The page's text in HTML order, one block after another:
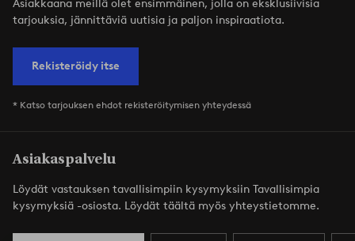
Asiakkaana meillä olet ensimmäinen, jolla on eksklusiivisia
tarjouksia, jännittäviä uutisia ja paljon inspiraatiota.
Rekisteröidy itse
* Katso tarjouksen ehdot rekisteröitymisen yhteydessä
Asiakaspalvelu
Löydät vastauksen tavallisimpiin kysymyksiin Tavallisimpia
kysymyksiä -osiosta. Löydät täältä myös yhteystietomme.